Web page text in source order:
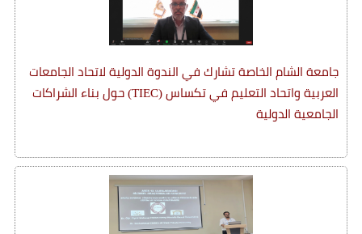
جامعة الشام الخاصة تشارك في الندوة الدولية لاتحاد الجامعات
العربية واتحاد التعليم في تكساس (TIEC) حول بناء الشراكات
الجامعية الدولية